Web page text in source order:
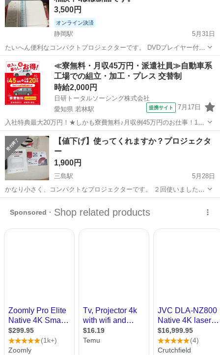
3,500円
オンライン決済
静岡駅
5月31日
たいへん便利なコンパクトプロジェクターです。 DVDプレイヤー付き
なので余計な配線は要りません。 説明書つき。リモコンつき。箱ケー
ス。 カバンに入れて持ち運びできます。学校の授業で使ってました
が、新しく買ったのでどなたかお...
静岡 静岡市 静岡駅 プロジェクター、ホームシアター
プロジェクター
≪寮無料・月収45万円・派遣社員≫自動車系
工場での組立・加工・プレス 交替制
時給2,000円
日研トータルソーシング株式会社
愛知県 若林駅
提携サイト 7月17日
入社特典最大20万円！★しかも寮費無料♪月収例45万円のお仕事！1年
目で年収560万円も可能！あなたの手で自動車をつくりませんか？ お
仕事について トヨタ車体各工場でのミニバン・SUV新車製造に関わる
諸作業。 【プレス】巨...
愛知 豊田市 若林駅 その他
【値下げ】使ってくれますか？プロジェクタ
ー
1,900円
三島駅
5月28日
かなり小さく、コンパクトなプロジェクターです。 ２回使いました。
自宅保管品になるので、神 経 質な 方はご遠慮ください。 プロフ
ィールをよく読んでからを購入してください。
プロジェクター